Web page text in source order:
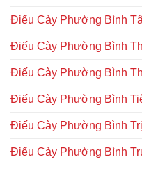
Điếu Cày Phường Bình
Điếu Cày Phường Bình
Điếu Cày Phường Bình
Điếu Cày Phường Bình
Điếu Cày Phường Bình
Điếu Cày Phường Bình